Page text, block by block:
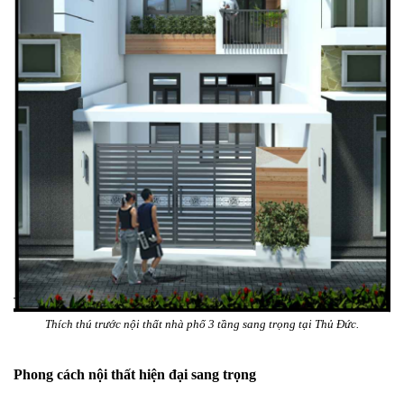
Thích thú trước nội thất nhà phố 3 tầng sang trọng tại Thủ Đức.
Phong cách nội thất hiện đại sang trọng